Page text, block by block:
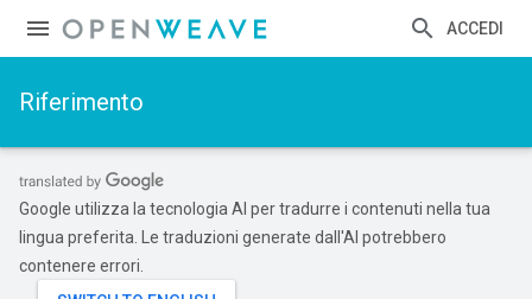
ACCEDI
Riferimento
Google utilizza la tecnologia AI per tradurre i contenuti nella tua
lingua preferita. Le traduzioni generate dall'AI potrebbero
contenere errori.